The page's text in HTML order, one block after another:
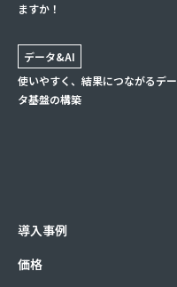
ますか！
データ&AI
使いやすく、結果につながるデー
タ基盤の構築
導入事例
価格